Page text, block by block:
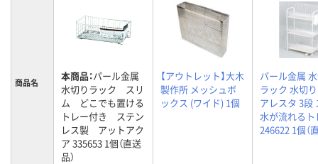
商品名 本商品：パール金属
水切りラック スリ
ム どこでも置ける
トレー付き ステン
レス製 アットアク
ア 335653 1個（直送
品）
【アウトレット】大木
製作所 メッシュボ
ックス (ワイド) 1個
パール金属
ラック 水切
アレスタ 3段
水が流れるト
246622 1個（